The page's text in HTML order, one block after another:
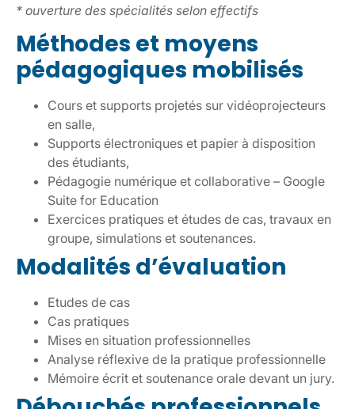
* ouverture des spécialités selon effectifs
Méthodes et moyens
pédagogiques mobilisés
Cours et supports projetés sur vidéoprojecteurs
en salle,
Supports électroniques et papier à disposition
des étudiants,
Pédagogie numérique et collaborative – Google
Suite for Education
Exercices pratiques et études de cas, travaux en
groupe, simulations et soutenances.
Modalités d’évaluation
Etudes de cas
Cas pratiques
Mises en situation professionnelles
Analyse réflexive de la pratique professionnelle
Mémoire écrit et soutenance orale devant un jury.